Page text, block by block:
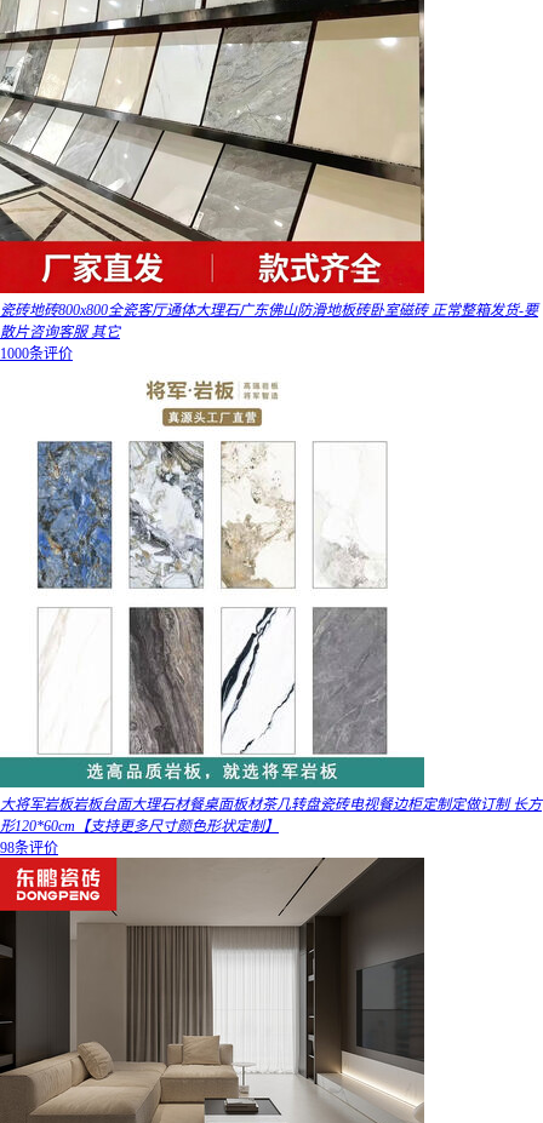
瓷砖地砖800x800全瓷客厅通体大理石广东佛山防滑地板砖卧室磁砖 正常整箱发货-要
散片咨询客服 其它
1000条评价
大将军岩板岩板台面大理石材餐桌面板材茶几转盘瓷砖电视餐边柜定制定做订制 长方
形120*60cm【支持更多尺寸颜色形状定制】
98条评价